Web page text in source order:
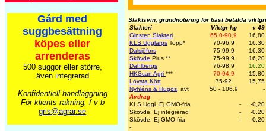
Gård med
suggbesättning
köpes eller
arrenderas
500 suggor eller större,
även integrerad
Konfidentiell handläggning
För klients räkning, f v b
gris@agrar.se
Slaktsvin, grundnotering för bäst betalda
Slakteri
Viktgr kg
v 49
Ginsten Slakteri
65,0-90,9
16,80
KLS Ugglarps Topp* 70-96,9
16,30
Dalsjöfors
75-99,9
16,30
Skövde Plus ** 75-99,9
16,20
Dahlbergs
76-98,9
16,20
HKScan Agri *** 70-94,9
15,80
Lövsta Kött
75-92
15,75
Nyhléns & Hugos . avt 50 - 106,9
-
Avdrag
KLS Uggl. Ej GMO-fria
-
-0,20
Skövde. Ej integrerad
-
-0,20
Skövde. Ej GMO-fria
-
-0,20
-